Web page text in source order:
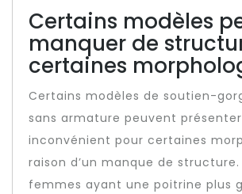
Certains modèles
manquer de
certaines
Certains modèles de soutien-
sans armature peuvent
inconvénient pour certaines
raison d’un manque de structure.
femmes ayant une poitrine plus